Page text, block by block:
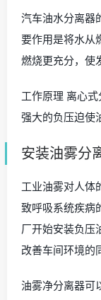
汽车油水分离器
要作用是将水从
燃烧更充分，使
工作原理 离心
强大的负压迫使
安装油雾分
工业油雾对人体
致呼吸系统疾病
厂开始安装负压
改善车间环境的
油雾净分离器可